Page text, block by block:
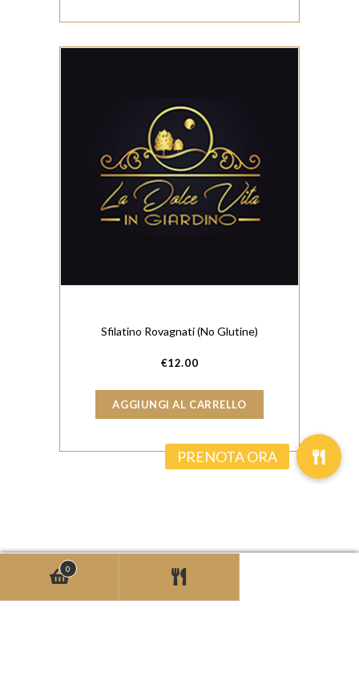
Sfilatino Rovagnati (No Glutine)
€12.00
AGGIUNGI AL CARRELLO
0